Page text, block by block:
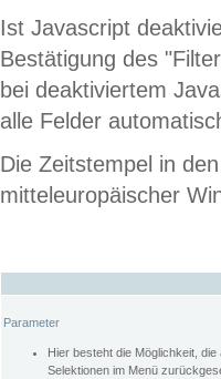
Ist Javascript
Bestätigung des
bei deaktiviertem
alle Felder
Die Zeitstempel in
mitteleuropäischer
Parameter
Hier besteht die Möglichkeit,
Selektionen im Menü